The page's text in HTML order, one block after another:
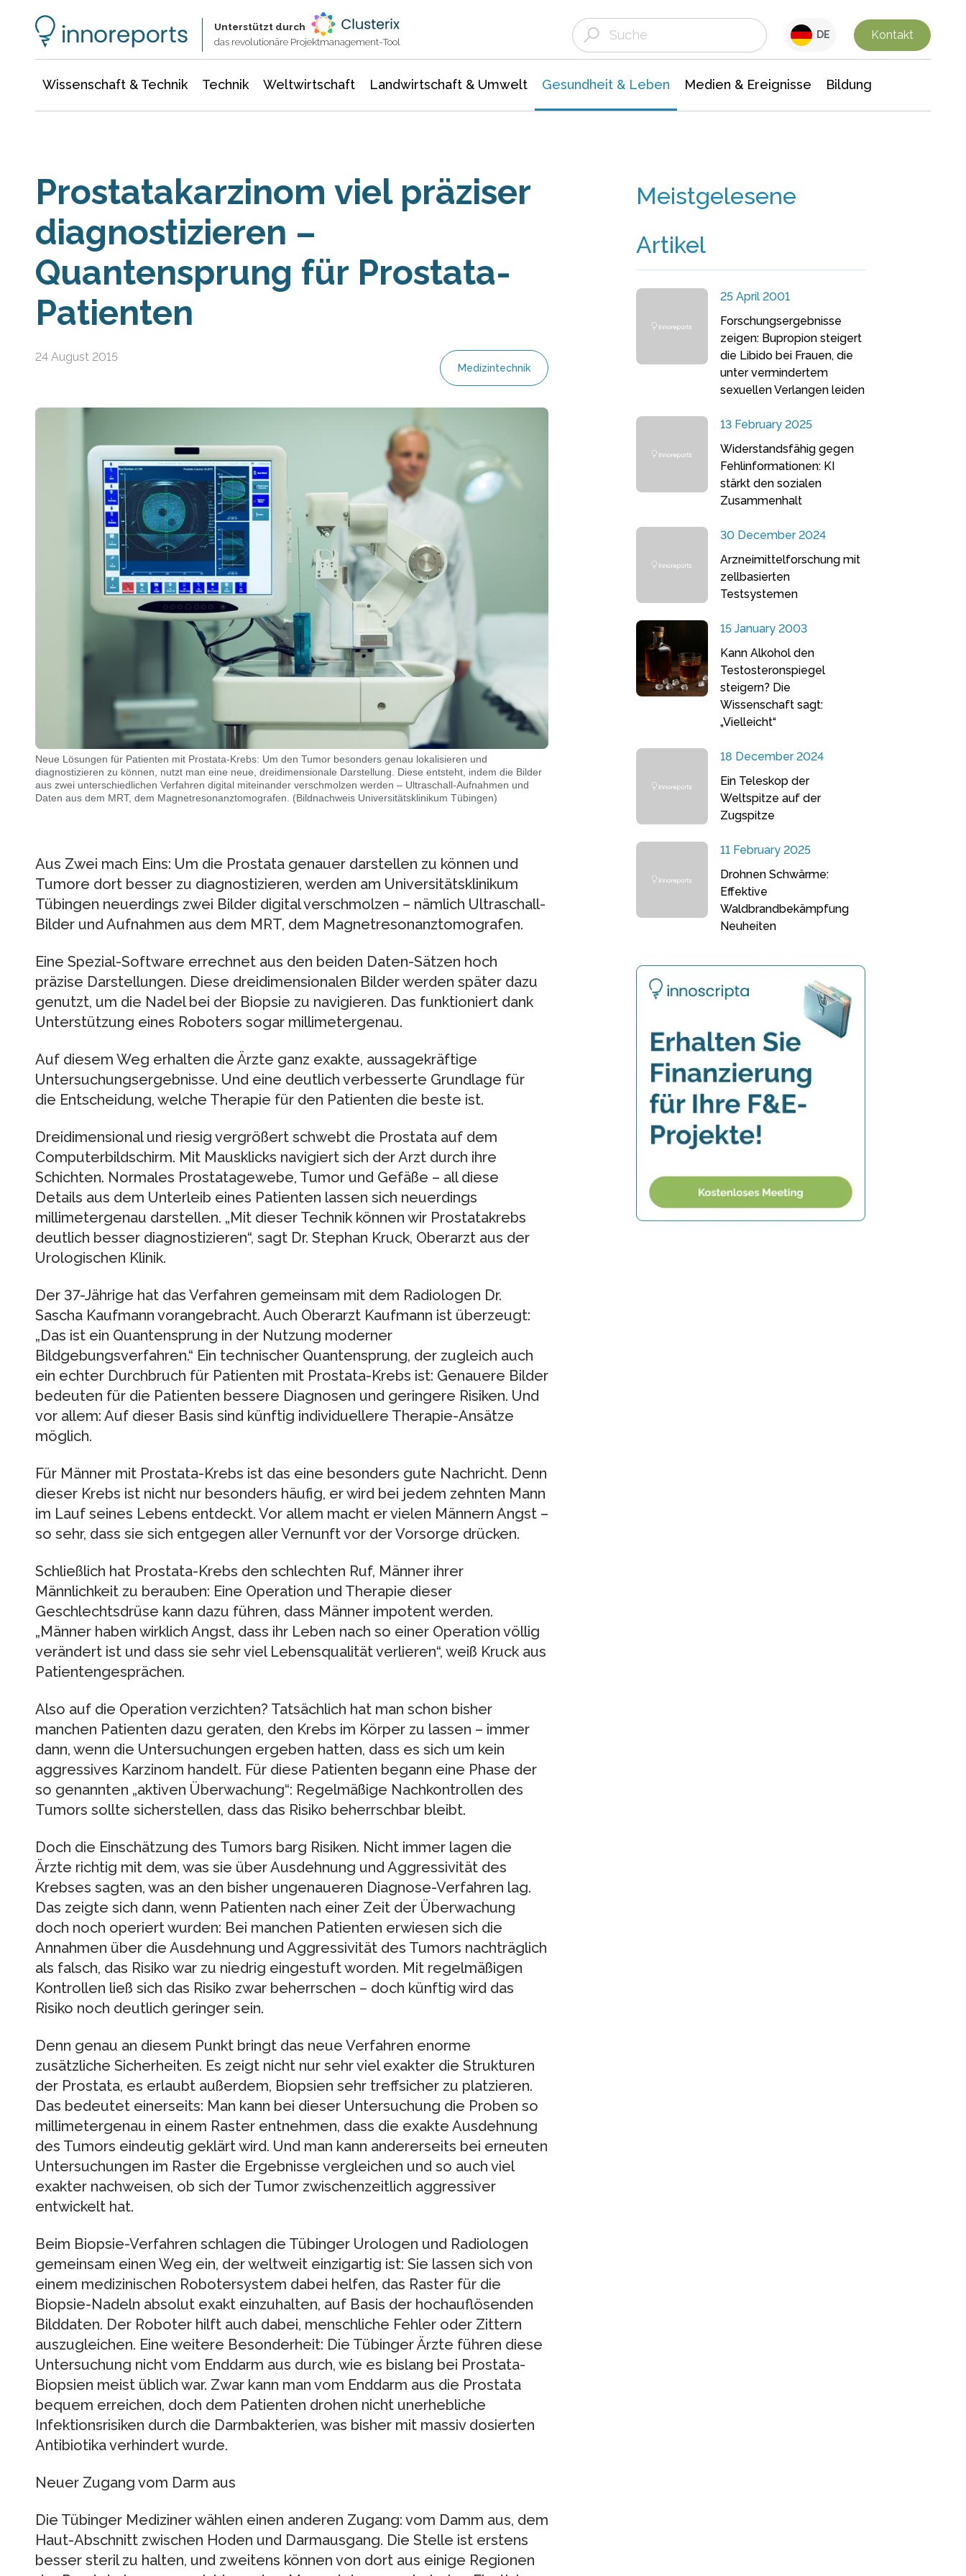
Unterstützt durch
das revolutionäre Projektmanagement-Tool
DE Kontakt
Wissenschaft & Technik Technik Weltwirtschaft Landwirtschaft & Umwelt Gesundheit & Leben Medien & Ereignisse Bildung
Prostatakarzinom viel präziser
diagnostizieren –
Quantensprung für Prostata-
Patienten
24 August 2015
Medizintechnik
Neue Lösungen für Patienten mit Prostata-Krebs: Um den Tumor besonders genau lokalisieren und
diagnostizieren zu können, nutzt man eine neue, dreidimensionale Darstellung. Diese entsteht, indem die Bilder
aus zwei unterschiedlichen Verfahren digital miteinander verschmolzen werden – Ultraschall-Aufnahmen und
Daten aus dem MRT, dem Magnetresonanztomografen. (Bildnachweis Universitätsklinikum Tübingen)
Aus Zwei mach Eins: Um die Prostata genauer darstellen zu können und
Tumore dort besser zu diagnostizieren, werden am Universitätsklinikum
Tübingen neuerdings zwei Bilder digital verschmolzen – nämlich Ultraschall-
Bilder und Aufnahmen aus dem MRT, dem Magnetresonanztomografen.
Eine Spezial-Software errechnet aus den beiden Daten-Sätzen hoch
präzise Darstellungen. Diese dreidimensionalen Bilder werden später dazu
genutzt, um die Nadel bei der Biopsie zu navigieren. Das funktioniert dank
Unterstützung eines Roboters sogar millimetergenau.
Auf diesem Weg erhalten die Ärzte ganz exakte, aussagekräftige
Untersuchungsergebnisse. Und eine deutlich verbesserte Grundlage für
die Entscheidung, welche Therapie für den Patienten die beste ist.
Dreidimensional und riesig vergrößert schwebt die Prostata auf dem
Computerbildschirm. Mit Mausklicks navigiert sich der Arzt durch ihre
Schichten. Normales Prostatagewebe, Tumor und Gefäße – all diese
Details aus dem Unterleib eines Patienten lassen sich neuerdings
millimetergenau darstellen. „Mit dieser Technik können wir Prostatakrebs
deutlich besser diagnostizieren“, sagt Dr. Stephan Kruck, Oberarzt aus der
Urologischen Klinik.
Der 37-Jährige hat das Verfahren gemeinsam mit dem Radiologen Dr.
Sascha Kaufmann vorangebracht. Auch Oberarzt Kaufmann ist überzeugt:
„Das ist ein Quantensprung in der Nutzung moderner
Bildgebungsverfahren.“ Ein technischer Quantensprung, der zugleich auch
ein echter Durchbruch für Patienten mit Prostata-Krebs ist: Genauere Bilder
bedeuten für die Patienten bessere Diagnosen und geringere Risiken. Und
vor allem: Auf dieser Basis sind künftig individuellere Therapie-Ansätze
möglich.
Für Männer mit Prostata-Krebs ist das eine besonders gute Nachricht. Denn
dieser Krebs ist nicht nur besonders häufig, er wird bei jedem zehnten Mann
im Lauf seines Lebens entdeckt. Vor allem macht er vielen Männern Angst –
so sehr, dass sie sich entgegen aller Vernunft vor der Vorsorge drücken.
Schließlich hat Prostata-Krebs den schlechten Ruf, Männer ihrer
Männlichkeit zu berauben: Eine Operation und Therapie dieser
Geschlechtsdrüse kann dazu führen, dass Männer impotent werden.
„Männer haben wirklich Angst, dass ihr Leben nach so einer Operation völlig
verändert ist und dass sie sehr viel Lebensqualität verlieren“, weiß Kruck aus
Patientengesprächen.
Also auf die Operation verzichten? Tatsächlich hat man schon bisher
manchen Patienten dazu geraten, den Krebs im Körper zu lassen – immer
dann, wenn die Untersuchungen ergeben hatten, dass es sich um kein
aggressives Karzinom handelt. Für diese Patienten begann eine Phase der
so genannten „aktiven Überwachung“: Regelmäßige Nachkontrollen des
Tumors sollte sicherstellen, dass das Risiko beherrschbar bleibt.
Doch die Einschätzung des Tumors barg Risiken. Nicht immer lagen die
Ärzte richtig mit dem, was sie über Ausdehnung und Aggressivität des
Krebses sagten, was an den bisher ungenaueren Diagnose-Verfahren lag.
Das zeigte sich dann, wenn Patienten nach einer Zeit der Überwachung
doch noch operiert wurden: Bei manchen Patienten erwiesen sich die
Annahmen über die Ausdehnung und Aggressivität des Tumors nachträglich
als falsch, das Risiko war zu niedrig eingestuft worden. Mit regelmäßigen
Kontrollen ließ sich das Risiko zwar beherrschen – doch künftig wird das
Risiko noch deutlich geringer sein.
Denn genau an diesem Punkt bringt das neue Verfahren enorme
zusätzliche Sicherheiten. Es zeigt nicht nur sehr viel exakter die Strukturen
der Prostata, es erlaubt außerdem, Biopsien sehr treffsicher zu platzieren.
Das bedeutet einerseits: Man kann bei dieser Untersuchung die Proben so
millimetergenau in einem Raster entnehmen, dass die exakte Ausdehnung
des Tumors eindeutig geklärt wird. Und man kann andererseits bei erneuten
Untersuchungen im Raster die Ergebnisse vergleichen und so auch viel
exakter nachweisen, ob sich der Tumor zwischenzeitlich aggressiver
entwickelt hat.
Beim Biopsie-Verfahren schlagen die Tübinger Urologen und Radiologen
gemeinsam einen Weg ein, der weltweit einzigartig ist: Sie lassen sich von
einem medizinischen Robotersystem dabei helfen, das Raster für die
Biopsie-Nadeln absolut exakt einzuhalten, auf Basis der hochauflösenden
Bilddaten. Der Roboter hilft auch dabei, menschliche Fehler oder Zittern
auszugleichen. Eine weitere Besonderheit: Die Tübinger Ärzte führen diese
Untersuchung nicht vom Enddarm aus durch, wie es bislang bei Prostata-
Biopsien meist üblich war. Zwar kann man vom Enddarm aus die Prostata
bequem erreichen, doch dem Patienten drohen nicht unerhebliche
Infektionsrisiken durch die Darmbakterien, was bisher mit massiv dosierten
Antibiotika verhindert wurde.
Neuer Zugang vom Darm aus
Die Tübinger Mediziner wählen einen anderen Zugang: vom Damm aus, dem
Haut-Abschnitt zwischen Hoden und Darmausgang. Die Stelle ist erstens
besser steril zu halten, und zweitens können von dort aus einige Regionen
Meistgelesene
Artikel
25 April 2001
Forschungsergebnisse
zeigen: Bupropion steigert
die Libido bei Frauen, die
unter vermindertem
sexuellen Verlangen leiden
13 February 2025
Widerstandsfähig gegen
Fehlinformationen: KI
stärkt den sozialen
Zusammenhalt
30 December 2024
Arzneimittelforschung mit
zellbasierten
Testsystemen
15 January 2003
Kann Alkohol den
Testosteronspiegel
steigern? Die
Wissenschaft sagt:
„Vielleicht“
18 December 2024
Ein Teleskop der
Weltspitze auf der
Zugspitze
11 February 2025
Drohnen Schwärme:
Effektive
Waldbrandbekämpfung
Neuheiten